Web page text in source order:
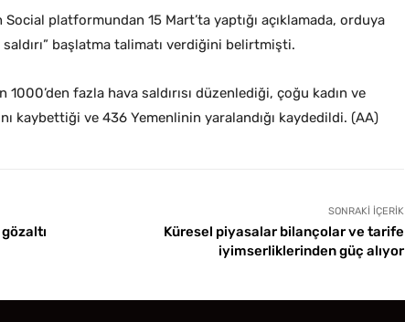
platformundan 15 Mart’ta yaptığı açıklamada, orduya
başlatma talimatı verdiğini belirtmişti.
1000’den fazla hava saldırısı düzenlediği, çoğu kadın ve
kaybettiği ve 436 Yemenlinin yaralandığı kaydedildi. (AA)
SONRAKI İÇERIK
Küresel piyasalar bilançolar ve tarife
iyimserliklerinden güç alıyor